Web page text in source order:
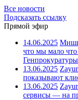
Все новости
Подсказать ссылку
Прямой эфир
14.06.2025
что мы мало
Генпрокуратуры
13.06.2025
показывают
13.06.2025
сервисы — на